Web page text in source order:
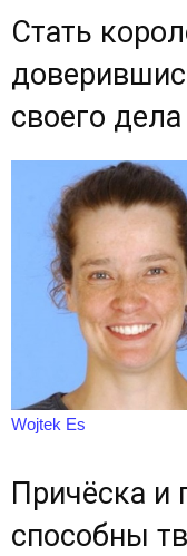
Стать
своего дела
Wojtek Es
Причёска
способны